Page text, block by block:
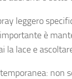
leggero
è
la lace e
non